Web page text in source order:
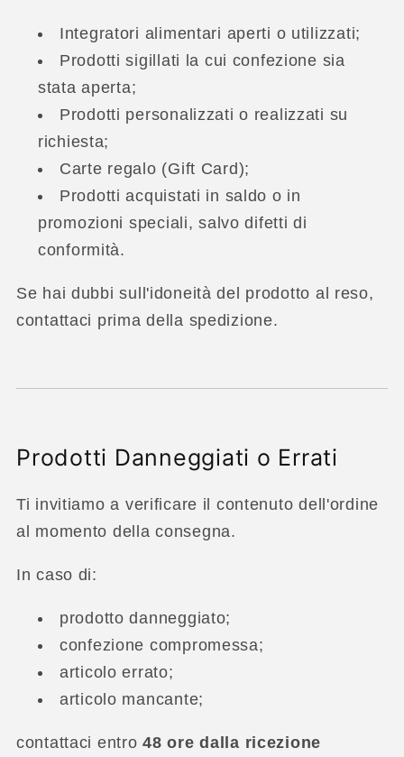
Integratori alimentari aperti o utilizzati;
Prodotti sigillati la cui confezione sia
stata aperta;
Prodotti personalizzati o realizzati su
richiesta;
Carte regalo (Gift Card);
Prodotti acquistati in saldo o in
promozioni speciali, salvo difetti di
conformità.
Se hai dubbi sull'idoneità del prodotto al reso,
contattaci prima della spedizione.
Prodotti Danneggiati o Errati
Ti invitiamo a verificare il contenuto dell'ordine
al momento della consegna.
In caso di:
prodotto danneggiato;
confezione compromessa;
articolo errato;
articolo mancante;
contattaci entro48 ore dalla ricezione